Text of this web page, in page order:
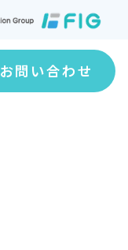
お問い合わせ